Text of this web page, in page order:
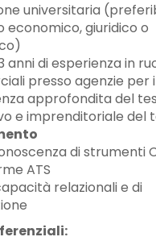
universitaria
economico, giuridico o
anni di esperienza in
presso agenzie per
approfondita del
e imprenditoriale del
di strumenti
ATS
relazionali e di